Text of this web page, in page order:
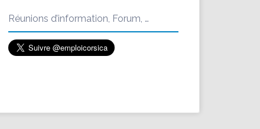
Réunions d’information, Forum, …